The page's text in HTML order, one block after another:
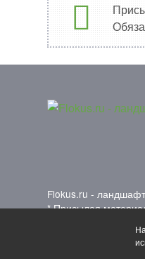
Flokus.ru -
* Присылая